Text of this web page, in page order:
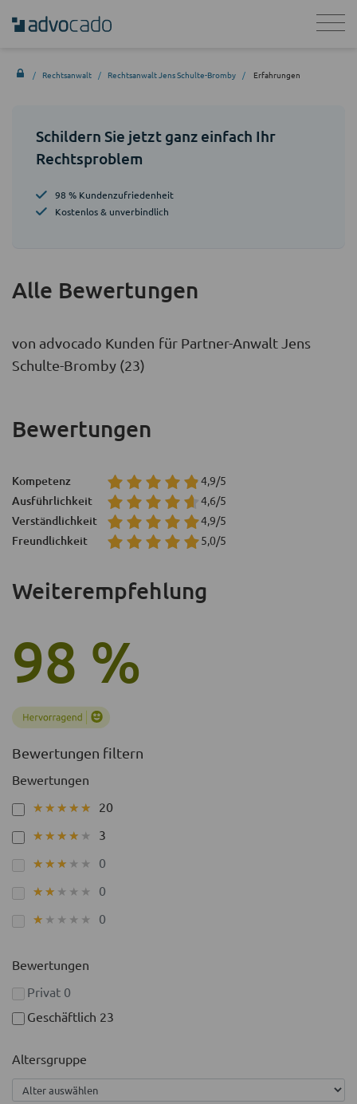
Rechtsanwalt Rechtsanwalt Jens Schulte-Bromby Erfahrungen
Schildern Sie jetzt ganz einfach Ihr
Rechtsproblem
98 % Kundenzufriedenheit
Kostenlos & unverbindlich
Alle Bewertungen
von advocado Kunden für Partner-Anwalt Jens
Schulte-Bromby (23)
Weiterempfehlung
98 %
Bewertungen
Kompetenz 4,9/5
Ausführlichkeit 4,6/5
Verständlichkeit 4,9/5
Freundlichkeit 5,0/5
Bewertungen filtern
Bewertungen
★★★★★
★★★★★ 20
★★★★★
★★★★★ 3
★★★★★
★★★★★ 0
★★★★★
★★★★★ 0
★★★★★
★★★★★ 0
Bewertungen
Privat 0
Geschäftlich 23
Altersgruppe